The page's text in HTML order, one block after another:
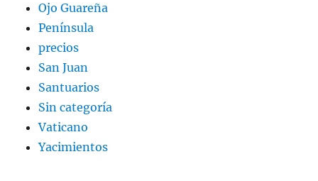
Ojo Guareña
Península
precios
San Juan
Santuarios
Sin categoría
Vaticano
Yacimientos